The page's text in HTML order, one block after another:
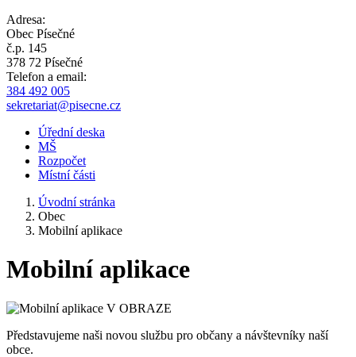
Adresa:
Obec Písečné
č.p. 145
378 72 Písečné
Telefon a email:
384 492 005
sekretariat@pisecne.cz
Úřední deska
MŠ
Rozpočet
Místní části
Úvodní stránka
Obec
Mobilní aplikace
Mobilní aplikace
Představujeme naši novou službu pro občany a návštevníky naší
obce.